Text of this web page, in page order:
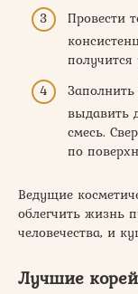
Провести
выдавить
смесь.
по
Ведущие
облегчить жизнь
человечества, и
Лучшие